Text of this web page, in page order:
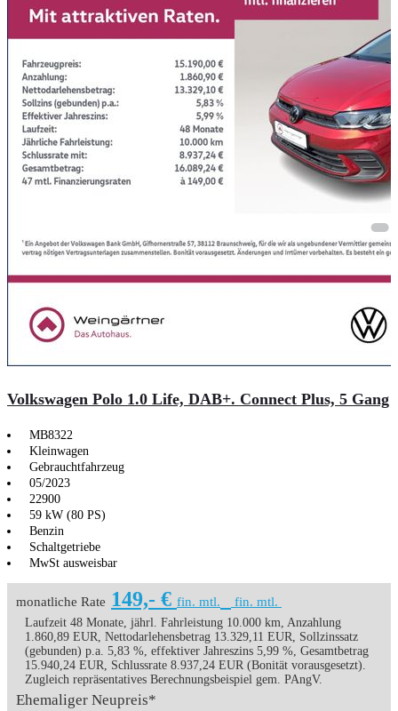
Volkswagen Polo 1.0 Life, DAB+. Connect Plus, 5 Gang
MB8322
Kleinwagen
Gebrauchtfahrzeug
05/2023
22900
59 kW (80 PS)
Benzin
Schaltgetriebe
MwSt ausweisbar
monatliche Rate 149,- € fin. mtl. fin. mtl.
Laufzeit 48 Monate, jährl. Fahrleistung 10.000 km, Anzahlung
1.860,89 EUR, Nettodarlehensbetrag 13.329,11 EUR, Sollzinssatz
(gebunden) p.a. 5,83 %, effektiver Jahreszins 5,99 %, Gesamtbetrag
15.940,24 EUR, Schlussrate 8.937,24 EUR (Bonität vorausgesetzt).
Zugleich repräsentatives Berechnungsbeispiel gem. PAngV.
Ehemaliger Neupreis*